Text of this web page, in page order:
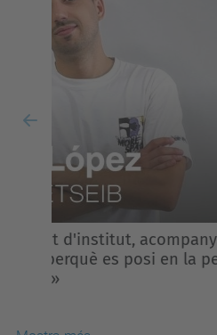
«Les matemàtiques
aplicar receptes, sinó
estratègies i veure el
Previous